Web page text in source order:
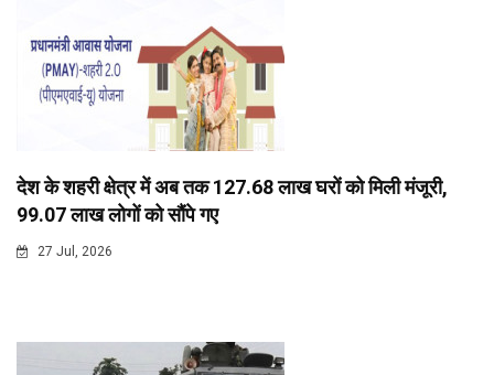
देश के शहरी क्षेत्र में अब तक 127.68 लाख घरों को मिली मंजूरी,
99.07 लाख लोगों को सौंपे गए
27 Jul, 2026